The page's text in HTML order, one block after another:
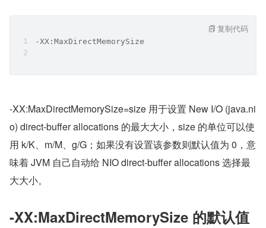
-XX:MaxDirectMemorySize
复制代码
-XX:MaxDirectMemorySize=size 用于设置 New I/O (java.ni
o) direct-buffer allocations 的最大大小，size 的单位可以使
用 k/K、m/M、g/G；如果没有设置该参数则默认值为 0，意
味着 JVM 自己自动给 NIO direct-buffer allocations 选择最
大大小。
-XX:MaxDirectMemorySize 的默认值